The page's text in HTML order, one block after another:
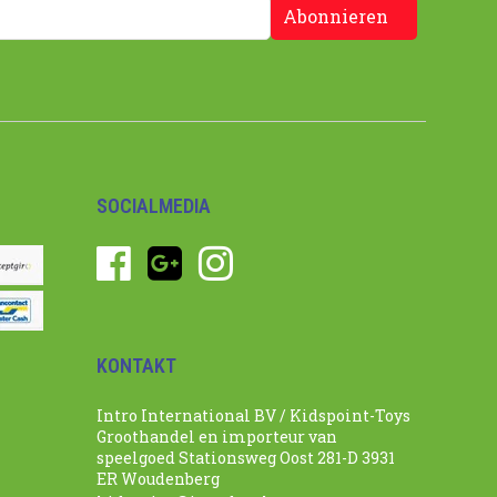
Abonnieren
SOCIALMEDIA
KONTAKT
Intro International BV / Kidspoint-Toys
Groothandel en importeur van
speelgoed Stationsweg Oost 281-D 3931
ER Woudenberg